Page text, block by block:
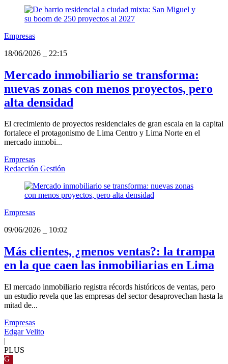
Empresas
18/06/2026
22:15
Mercado inmobiliario se transforma:
nuevas zonas con menos proyectos, pero
alta densidad
El crecimiento de proyectos residenciales de gran escala en la capital
fortalece el protagonismo de Lima Centro y Lima Norte en el
mercado inmobi...
Empresas
Redacción Gestión
Empresas
09/06/2026
10:02
Más clientes, ¿menos ventas?: la trampa
en la que caen las inmobiliarias en Lima
El mercado inmobiliario registra récords históricos de ventas, pero
un estudio revela que las empresas del sector desaprovechan hasta la
mitad de...
Empresas
Edgar Velito
|
PLUS
G